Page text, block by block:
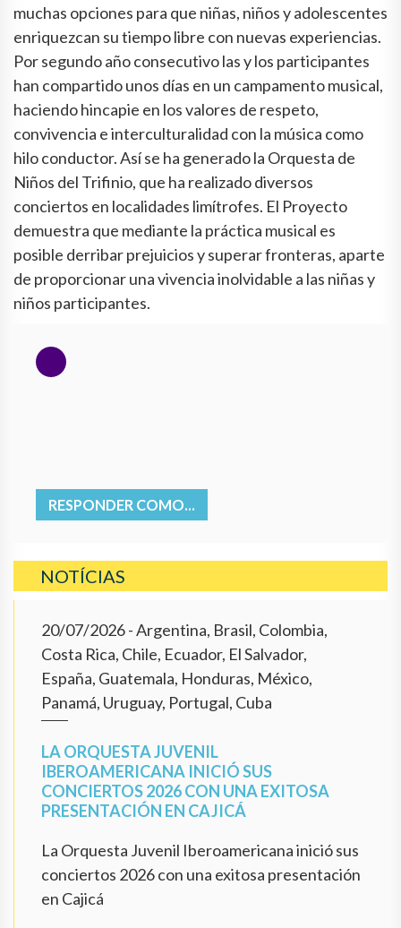
muchas opciones para que niñas, niños y adolescentes
enriquezcan su tiempo libre con nuevas experiencias.
Por segundo año consecutivo las y los participantes
han compartido unos días en un campamento musical,
haciendo hincapie en los valores de respeto,
convivencia e interculturalidad con la música como
hilo conductor. Así se ha generado la Orquesta de
Niños del Trifinio, que ha realizado diversos
conciertos en localidades limítrofes. El Proyecto
demuestra que mediante la práctica musical es
posible derribar prejuicios y superar fronteras, aparte
de proporcionar una vivencia inolvidable a las niñas y
niños participantes.
RESPONDER COMO...
NOTÍCIAS
20/07/2026- Argentina, Brasil, Colombia,
Costa Rica, Chile, Ecuador, El Salvador,
España, Guatemala, Honduras, México,
Panamá, Uruguay, Portugal, Cuba
LA ORQUESTA JUVENIL
IBEROAMERICANA INICIÓ SUS
CONCIERTOS 2026 CON UNA EXITOSA
PRESENTACIÓN EN CAJICÁ
La Orquesta Juvenil Iberoamericana inició sus
conciertos 2026 con una exitosa presentación
en Cajicá